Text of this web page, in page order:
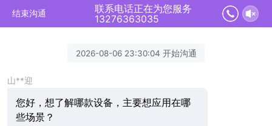
结束沟通
联系电话正在为您服务
13276363035
2026-08-06 23:30:04 开始沟通
山**迎
您好，想了解哪款设备，主要想应用在哪
些场景？